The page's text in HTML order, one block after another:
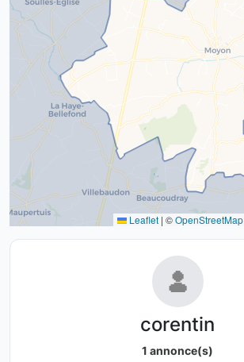
Leaflet | ©OpenStreetMap
corentin
1 annonce(s)